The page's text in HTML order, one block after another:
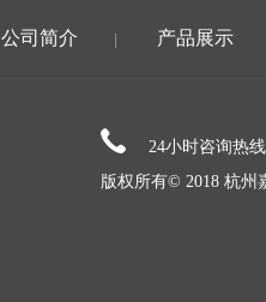
公司简介 产品展示
24小时咨询热
版权所有© 2018 杭州